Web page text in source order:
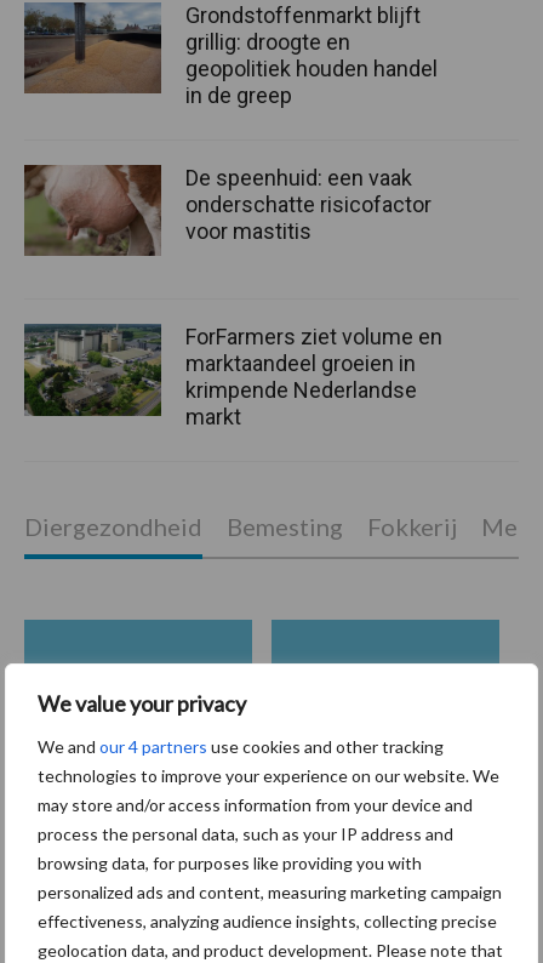
We value your privacy
We and our 4 partners use cookies and other tracking
technologies to improve your experience on our website. We
may store and/or access information from your device and
process the personal data, such as your IP address and
browsing data, for purposes like providing you with
personalized ads and content, measuring marketing campaign
effectiveness, analyzing audience insights, collecting precise
geolocation data, and product development. Please note that
PrimaireRecent nieuws Partner nieuws
Grondstoffenmarkt blijft
grillig: droogte en
geopolitiek houden handel
in de greep
De speenhuid: een vaak
onderschatte risicofactor
voor mastitis
ForFarmers ziet volume en
marktaandeel groeien in
krimpende Nederlandse
markt
Diergezondheid Bemesting Fokkerij
Mastitis Hittestress
Toon meer